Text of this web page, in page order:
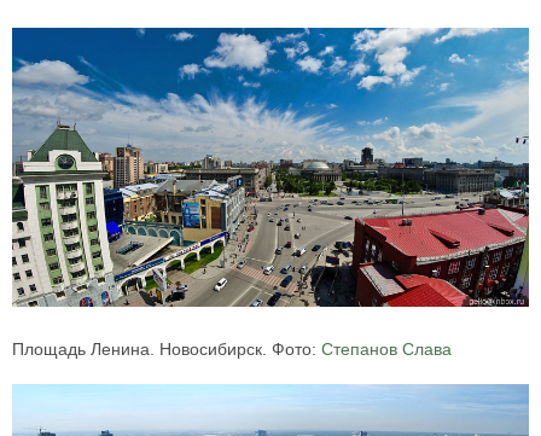
Площадь Ленина. Новосибирск. Фото: Степанов Слава